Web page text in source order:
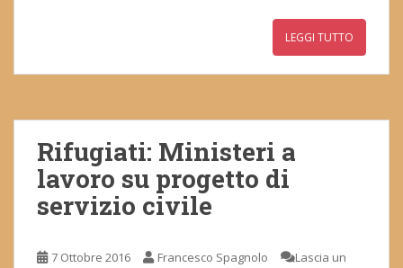
LEGGI TUTTO
Rifugiati: Ministeri a
lavoro su progetto di
servizio civile
7 Ottobre 2016 Francesco Spagnolo
Lascia un